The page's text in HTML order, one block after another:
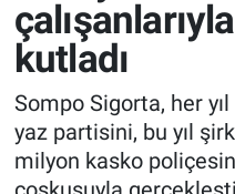
kutladı
Sompo Sigorta, her
yaz partisini, bu yıl
milyon kasko
Süper Lig Puan
Tüm Manşetler
Son Dakika Haberleri